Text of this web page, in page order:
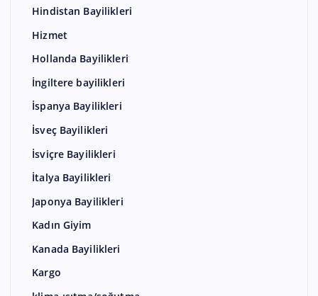
Hindistan Bayilikleri
Hizmet
Hollanda Bayilikleri
İngiltere bayilikleri
İspanya Bayilikleri
İsveç Bayilikleri
İsviçre Bayilikleri
İtalya Bayilikleri
Japonya Bayilikleri
Kadın Giyim
Kanada Bayilikleri
Kargo